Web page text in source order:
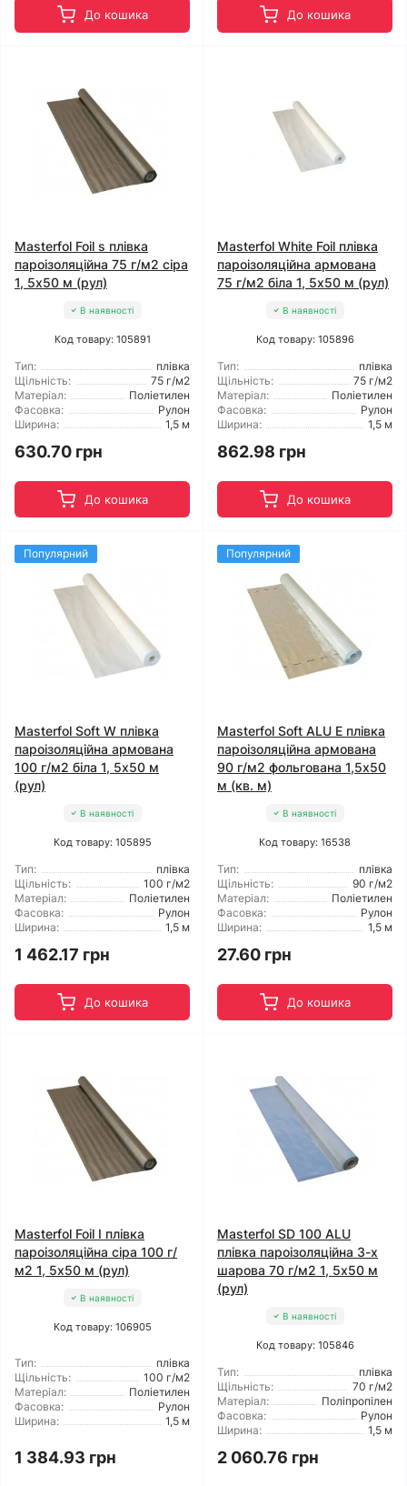
До кошика До кошика
Masterfol Foil s плівка
пароізоляційна 75 г/м2 сіра
1, 5x50 м (рул)
В наявності
Код товару: 105891
Тип:
плівка
Щільність:
75 г/м2
Матеріал:
Поліетилен
Фасовка:
Рулон
Ширина:
1,5 м
630.70 грн
До кошика
Masterfol White Foil плівка
пароізоляційна армована
75 г/м2 біла 1, 5x50 м (рул)
В наявності
Код товару: 105896
Тип:
плівка
Щільність:
75 г/м2
Матеріал:
Поліетилен
Фасовка:
Рулон
Ширина:
1,5 м
862.98 грн
До кошика
Популярний
Masterfol Soft W плівка
пароізоляційна армована
100 г/м2 біла 1, 5x50 м
(рул)
В наявності
Код товару: 105895
Тип:
плівка
Щільність:
100 г/м2
Матеріал:
Поліетилен
Фасовка:
Рулон
Ширина:
1,5 м
1 462.17 грн
До кошика
Популярний
Masterfol Soft ALU E плівка
пароізоляційна армована
90 г/м2 фольгована 1,5x50
м (кв. м)
В наявності
Код товару: 16538
Тип:
плівка
Щільність:
90 г/м2
Матеріал:
Поліетилен
Фасовка:
Рулон
Ширина:
1,5 м
27.60 грн
До кошика
Masterfol Foil I плівка
пароізоляційна сіра 100 г/
м2 1, 5x50 м (рул)
В наявності
Код товару: 106905
Тип:
плівка
Щільність:
100 г/м2
Матеріал:
Поліетилен
Фасовка:
Рулон
Ширина:
1,5 м
1 384.93 грн
Masterfol SD 100 ALU
плівка пароізоляційна 3-х
шарова 70 г/м2 1, 5x50 м
(рул)
В наявності
Код товару: 105846
Тип:
плівка
Щільність:
70 г/м2
Матеріал:
Поліпропілен
Фасовка:
Рулон
Ширина:
1,5 м
2 060.76 грн